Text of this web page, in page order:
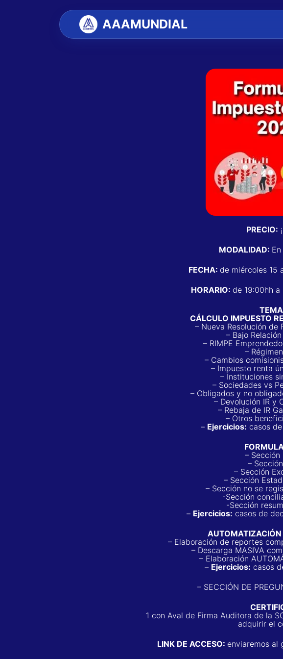
AAAMUNDIAL
PRECIO:
MODALIDAD:
FECHA: de miércoles 15
HORARIO: de 19:00hh
CÁLCULO IMPUESTO
– Nueva Resolución de
– Bajo
– RIMPE
–
– Cambios
– Impuesto renta
– Instituciones
– Sociedades vs
– Obligados y no
– Devolución IR y
– Rebaja de IR
– Otros
– Ejercicios: casos
– Sección
–
– Sección
– Sección
– Sección no se
-Sección
-Sección
– Ejercicios: casos de
AUTOMATIZACIÓN
– Elaboración de reportes
– Descarga MASIVA
– Elaboración
– Ejercicios: casos
– SECCIÓN DE
1 con Aval de Firma Auditora de la
adquirir el
LINK DE ACCESO: enviaremos al